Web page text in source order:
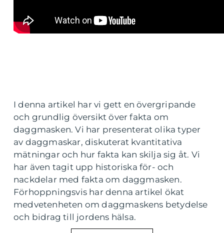
I denna artikel har vi gett en övergripande
och grundlig översikt över fakta om
daggmasken. Vi har presenterat olika typer
av daggmaskar, diskuterat kvantitativa
mätningar och hur fakta kan skilja sig åt. Vi
har även tagit upp historiska för- och
nackdelar med fakta om daggmasken.
Förhoppningsvis har denna artikel ökat
medvetenheten om daggmaskens betydelse
och bidrag till jordens hälsa.